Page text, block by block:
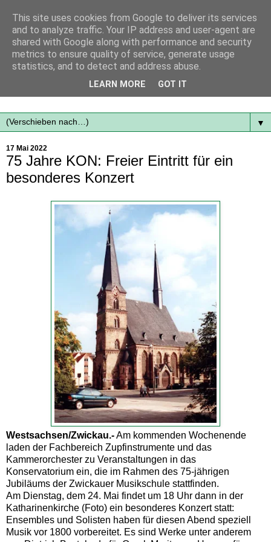
Mit frischen Themen aus der Region immer auf dem
▼
17 Mai 2022
75 Jahre KON: Freier Eintritt für ein
besonderes Konzert
Westsachsen/Zwickau.-Am kommenden Wochenende
laden der Fachbereich Zupfinstrumente und das
Kammerorchester zu Veranstaltungen in das
Konservatorium ein, die im Rahmen des 75-jährigen
Jubiläums der Zwickauer Musikschule stattfinden.
Am Dienstag, dem 24. Mai findet um 18 Uhr dann in der
Katharinenkirche (Foto) ein besonderes Konzert statt:
Ensembles und Solisten haben für diesen Abend speziell
Musik vor 1800 vorbereitet. Es sind Werke unter anderem
This site uses cookies from Google to deliver its services
and to analyze traffic. Your IP address and user-agent are
shared with Google along with performance and security
metrics to ensure quality of service, generate usage
statistics, and to detect and address abuse.
LEARN MORE GOT IT